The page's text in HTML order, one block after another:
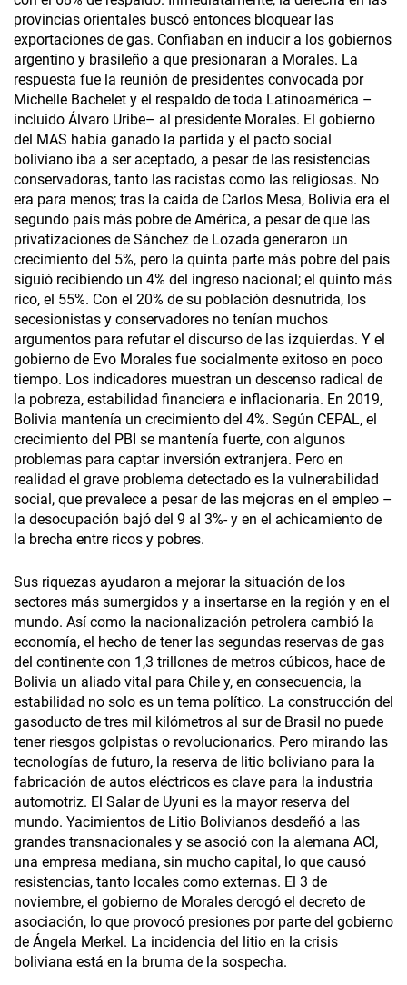
provincias orientales buscó entonces bloquear las
exportaciones de gas. Confiaban en inducir a los gobiernos
argentino y brasileño a que presionaran a Morales. La
respuesta fue la reunión de presidentes convocada por
Michelle Bachelet y el respaldo de toda Latinoamérica –
incluido Álvaro Uribe– al presidente Morales. El gobierno
del MAS había ganado la partida y el pacto social
boliviano iba a ser aceptado, a pesar de las resistencias
conservadoras, tanto las racistas como las religiosas. No
era para menos; tras la caída de Carlos Mesa, Bolivia era el
segundo país más pobre de América, a pesar de que las
privatizaciones de Sánchez de Lozada generaron un
crecimiento del 5%, pero la quinta parte más pobre del país
siguió recibiendo un 4% del ingreso nacional; el quinto más
rico, el 55%. Con el 20% de su población desnutrida, los
secesionistas y conservadores no tenían muchos
argumentos para refutar el discurso de las izquierdas. Y el
gobierno de Evo Morales fue socialmente exitoso en poco
tiempo. Los indicadores muestran un descenso radical de
la pobreza, estabilidad financiera e inflacionaria. En 2019,
Bolivia mantenía un crecimiento del 4%. Según CEPAL, el
crecimiento del PBI se mantenía fuerte, con algunos
problemas para captar inversión extranjera. Pero en
realidad el grave problema detectado es la vulnerabilidad
social, que prevalece a pesar de las mejoras en el empleo –
la desocupación bajó del 9 al 3%- y en el achicamiento de
la brecha entre ricos y pobres.
Sus riquezas ayudaron a mejorar la situación de los
sectores más sumergidos y a insertarse en la región y en el
mundo. Así como la nacionalización petrolera cambió la
economía, el hecho de tener las segundas reservas de gas
del continente con 1,3 trillones de metros cúbicos, hace de
Bolivia un aliado vital para Chile y, en consecuencia, la
estabilidad no solo es un tema político. La construcción del
gasoducto de tres mil kilómetros al sur de Brasil no puede
tener riesgos golpistas o revolucionarios. Pero mirando las
tecnologías de futuro, la reserva de litio boliviano para la
fabricación de autos eléctricos es clave para la industria
automotriz. El Salar de Uyuni es la mayor reserva del
mundo. Yacimientos de Litio Bolivianos desdeñó a las
grandes transnacionales y se asoció con la alemana ACI,
una empresa mediana, sin mucho capital, lo que causó
resistencias, tanto locales como externas. El 3 de
noviembre, el gobierno de Morales derogó el decreto de
asociación, lo que provocó presiones por parte del gobierno
de Ángela Merkel. La incidencia del litio en la crisis
boliviana está en la bruma de la sospecha.